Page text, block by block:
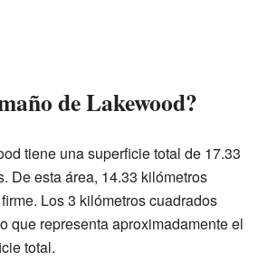
de Lakewood?
tiene una superficie total de 17.33
De esta área, 14.33 kilómetros
Los 3 kilómetros cuadrados
que representa aproximadamente el
total.